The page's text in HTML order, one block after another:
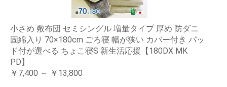
小さめ 敷布団 セミシングル 増量タイプ 厚め 防ダニ
固綿入り 70×180cm ごろ寝 幅が狭い カバー付き パッ
ド付が選べる ちょこ寝S 新生活応援【180DX MK
PD】
￥7,400 ～ ￥13,800